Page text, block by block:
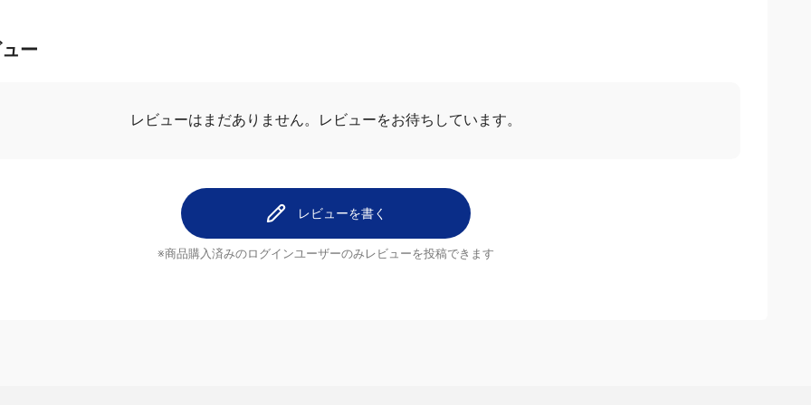
ー
レビューはまだありません。 レビューをお待ちしています。
レビューを書く
※商品購入済みのログインユーザーのみ レビューを投稿できます